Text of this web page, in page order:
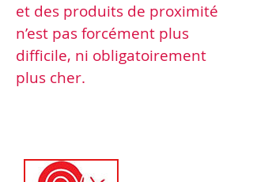
et des produits de proximité
n’est pas forcément plus
difficile, ni obligatoirement
plus cher.